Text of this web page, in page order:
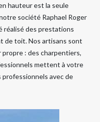
hauteur est la seule
société Raphael Roger
réalisé des prestations
de toit. Nos artisans sont
: des charpentiers,
mettent à votre
avec de